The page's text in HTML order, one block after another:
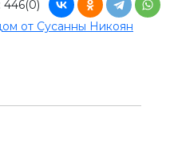
446(0)